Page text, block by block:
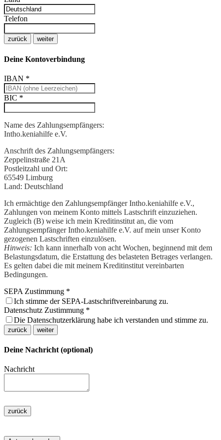
Telefon
zurück weiter
Deine Kontoverbindung
IBAN *
BIC *
Name des Zahlungsempfängers:
Intho.keniahilfe e.V.
Anschrift des Zahlungsempfängers:
Zeppelinstraße 21A
Postleitzahl und Ort:
65549 Limburg
Land: Deutschland
Ich ermächtige den Zahlungsempfänger Intho.keniahilfe e.V.,
Zahlungen von meinem Konto mittels Lastschrift einzuziehen.
Zugleich (B) weise ich mein Kreditinstitut an, die vom
Zahlungsempfänger Intho.keniahilfe e.V. auf mein unser Konto
gezogenen Lastschriften einzulösen.
Hinweis: Ich kann innerhalb von acht Wochen, beginnend mit dem
Belastungsdatum, die Erstattung des belasteten Betrages verlangen.
Es gelten dabei die mit meinem Kreditinstitut vereinbarten
Bedingungen.
SEPA Zustimmung *
Ich stimme der SEPA-Lastschriftvereinbarung zu.
Datenschutz Zustimmung *
Die Datenschutzerklärung habe ich verstanden und stimme zu.
zurück weiter
Deine Nachricht (optional)
Nachricht
zurück